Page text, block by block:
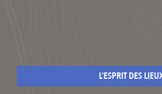
L’ESPRIT DES